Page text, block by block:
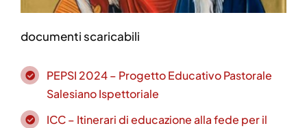
documenti scaricabili
PEPSI 2024 – Progetto Educativo Pastorale
Salesiano Ispettoriale
ICC – Itinerari di educazione alla fede per il